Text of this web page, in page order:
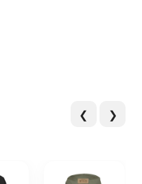
❮ ❯